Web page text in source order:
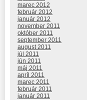
marec 2012
február 2012
január 2012
november 2011
október 2011
september 2011
august 2011
júl 2011
jún 2011
máj 2011
apríl 2011
marec 2011
február 2011
január 2011